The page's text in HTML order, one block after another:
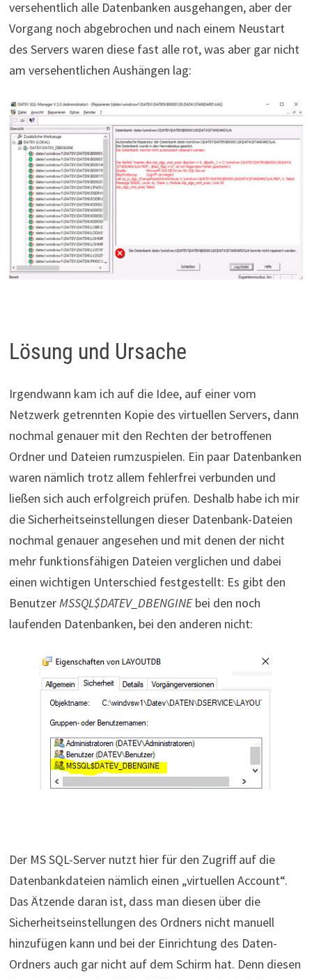
versehentlich alle Datenbanken ausgehangen, aber der
Vorgang noch abgebrochen und nach einem Neustart
des Servers waren diese fast alle rot, was aber gar nicht
am versehentlichen Aushängen lag:
Lösung und Ursache
Irgendwann kam ich auf die Idee, auf einer vom
Netzwerk getrennten Kopie des virtuellen Servers, dann
nochmal genauer mit den Rechten der betroffenen
Ordner und Dateien rumzuspielen. Ein paar Datenbanken
waren nämlich trotz allem fehlerfrei verbunden und
ließen sich auch erfolgreich prüfen. Deshalb habe ich mir
die Sicherheitseinstellungen dieser Datenbank-Dateien
nochmal genauer angesehen und mit denen der nicht
mehr funktionsfähigen Dateien verglichen und dabei
einen wichtigen Unterschied festgestellt: Es gibt den
BenutzerMSSQL$DATEV_DBENGINEbei den noch
laufenden Datenbanken, bei den anderen nicht:
Der MS SQL-Server nutzt hier für den Zugriff auf die
Datenbankdateien nämlich einen „virtuellen Account“.
Das Ätzende daran ist, dass man diesen über die
Sicherheitseinstellungen des Ordners nicht manuell
hinzufügen kann und bei der Einrichtung des Daten-
Ordners auch gar nicht auf dem Schirm hat. Denn diesen